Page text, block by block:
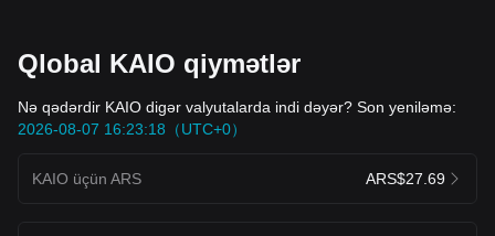
Qlobal KAIO qiymətlər
Nə qədərdir KAIO digər valyutalarda indi dəyər? Son yeniləmə:
2026-08-07 16:23:18（UTC+0）
KAIO üçün ARS ARS$27.69